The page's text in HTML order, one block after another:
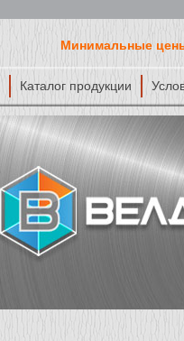
Минимальные
Каталог продукции